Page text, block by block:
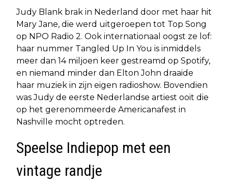
Judy Blank brak in Nederland door met haar hit
Mary Jane, die werd uitgeroepen tot Top Song
op NPO Radio 2. Ook internationaal oogst ze lof:
haar nummer Tangled Up In You is inmiddels
meer dan 14 miljoen keer gestreamd op Spotify,
en niemand minder dan Elton John draaide
haar muziek in zijn eigen radioshow. Bovendien
was Judy de eerste Nederlandse artiest ooit die
op het gerenommeerde Americanafest in
Nashville mocht optreden.
Speelse Indiepop met een
vintage randje